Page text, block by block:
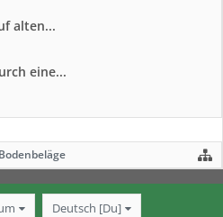
alten...
eine...
Deutsch [Du]